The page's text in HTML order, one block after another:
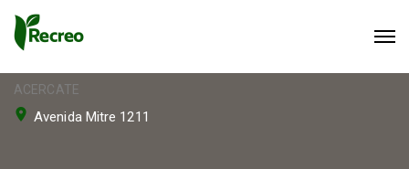
ACERCATE
Avenida Mitre 1211